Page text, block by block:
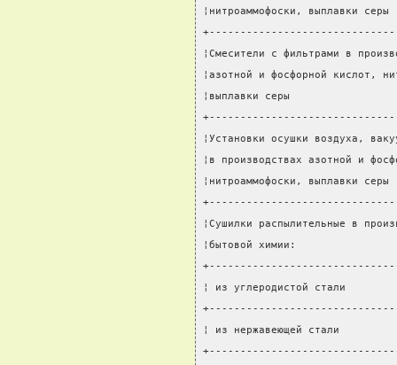
¦нитроаммофоски,
¦Смесители с фильтрами в
¦азотной и фосфорной
¦выплавки серы
¦Установки осушки
¦в производствах азотной
¦нитроаммофоски,
¦Сушилки распылительные
¦бытовой химии:
¦ из углеродистой
¦ из нержавеющей стали